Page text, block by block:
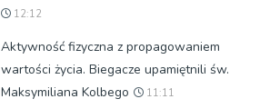
12:12
Aktywność fizyczna z propagowaniem
wartości życia. Biegacze upamiętnili św.
Maksymiliana Kolbego
11:11